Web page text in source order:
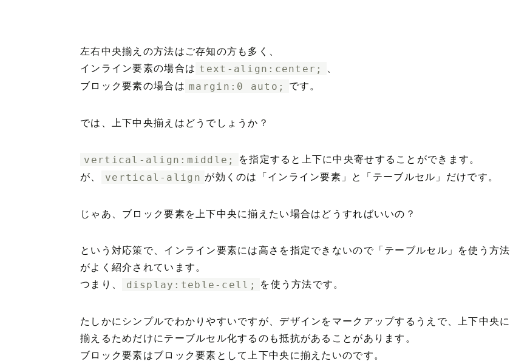
左右中央揃えの方法はご存知の方も多く、
インライン要素の場合は text-align:center;
ブロック要素の場合は margin:0 auto; です。
では、上下中央揃えはどうでしょうか？
vertical-align:middle;
を指定すると上下に中央寄せすることができます。
が、
vertical-align が効くのは「インライン要素」と「テーブルセル」だけです。
じゃあ、ブロック要素を上下中央に揃えたい場合はどうすればいいの？
という対応策で、インライン要素には高さを指定できないので「テーブルセル」を使う方法
がよく紹介されています。
つまり、
display:teble-cell; を使う方法です。
たしかにシンプルでわかりやすいですが、デザインをマークアップするうえで、上下中央に
揃えるためだけにテーブルセル化するのも抵抗があることがあります。
ブロック要素はブロック要素として上下中央に揃えたいのです。